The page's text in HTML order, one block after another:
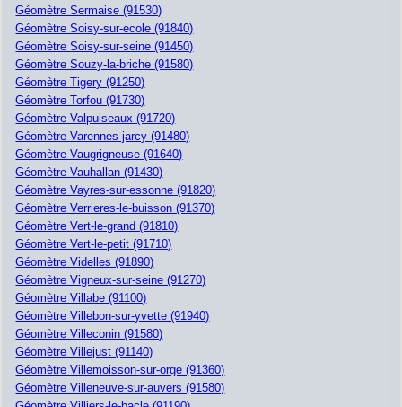
Géomètre Sermaise (91530)
Géomètre Soisy-sur-ecole (91840)
Géomètre Soisy-sur-seine (91450)
Géomètre Souzy-la-briche (91580)
Géomètre Tigery (91250)
Géomètre Torfou (91730)
Géomètre Valpuiseaux (91720)
Géomètre Varennes-jarcy (91480)
Géomètre Vaugrigneuse (91640)
Géomètre Vauhallan (91430)
Géomètre Vayres-sur-essonne (91820)
Géomètre Verrieres-le-buisson (91370)
Géomètre Vert-le-grand (91810)
Géomètre Vert-le-petit (91710)
Géomètre Videlles (91890)
Géomètre Vigneux-sur-seine (91270)
Géomètre Villabe (91100)
Géomètre Villebon-sur-yvette (91940)
Géomètre Villeconin (91580)
Géomètre Villejust (91140)
Géomètre Villemoisson-sur-orge (91360)
Géomètre Villeneuve-sur-auvers (91580)